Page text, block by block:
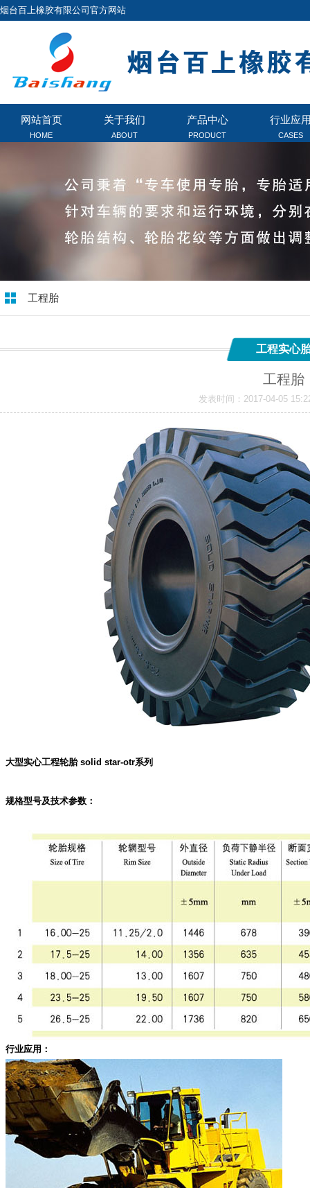
烟台百上橡胶有限公司官方网站
网站首页
HOME
关于我们
ABOUT
产品中心
PRODUCT
行业应
CASES
工程胎
工程实心
工程胎
发表时间：2017-04-05
大型实心工程轮胎 solid star-otr系列
规格型号及技术参数：
行业应用：